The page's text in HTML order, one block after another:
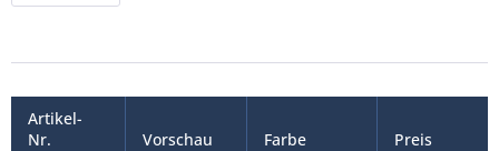
Artikel-
Nr.
Vorschau Farbe Preis